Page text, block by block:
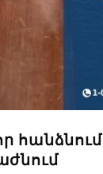
հանձնում